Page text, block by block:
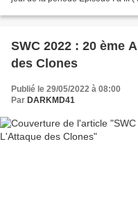
SWC 2022 : 20 ème
des Clones
Publié le 29/05/2022 à 08:00
Par DARKMD41